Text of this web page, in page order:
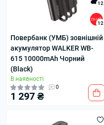
12
12
Повербанк (УМБ) зовнішній
акумулятор WALKER WB-
615 10000mAh Чорний
(Black)
В наявності
0
1 297 ₴